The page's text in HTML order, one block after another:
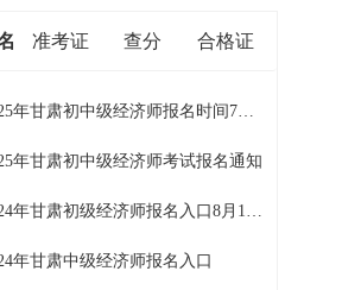
准考证 查分 合格证
2025年甘肃初中级经济师报名时间7月23日至8月2日
年甘肃初中级经济师考试报名通知
2024年甘肃初级经济师报名入口8月13日开通
年甘肃中级经济师报名入口